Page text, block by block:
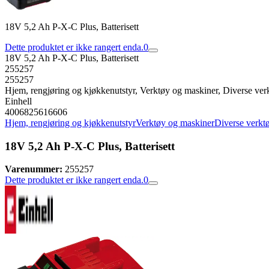
18V 5,2 Ah P-X-C Plus, Batterisett
Dette produktet er ikke rangert enda.0
18V 5,2 Ah P-X-C Plus, Batterisett
255257
255257
Hjem, rengjøring og kjøkkenutstyr, Verktøy og maskiner, Diverse
Einhell
4006825616606
Hjem, rengjøring og kjøkkenutstyrVerktøy og maskinerDiverse
18V 5,2 Ah P-X-C Plus, Batterisett
Varenummer: 255257
Dette produktet er ikke rangert enda.0